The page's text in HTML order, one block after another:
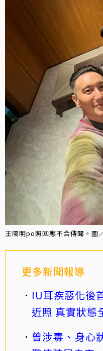
王陽明po照回應不合傳聞。圖
更多新聞報導
IU耳疾惡化後
近照 真實狀態
曾涉毒、身心